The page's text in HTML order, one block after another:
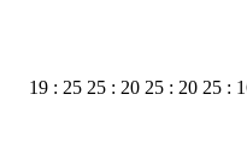
19 : 25 25 : 20 25 : 20 25 :